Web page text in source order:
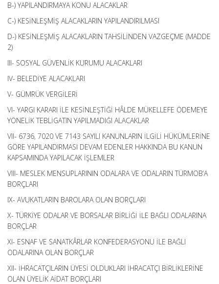
B-) YAPILANDIRMAYA KONU ALACAKLAR
C-) KESİNLEŞMİŞ ALACAKLARIN YAPILANDIRILMASI
D-) KESİNLEŞMİŞ ALACAKLARIN TAHSİLİNDEN VAZGEÇME (MADDE
2)
III- SOSYAL GÜVENLİK KURUMU ALACAKLARI
IV- BELEDİYE ALACAKLARI
V- GÜMRÜK VERGİLERİ
VI- YARGI KARARI İLE KESİNLEŞTİĞİ HÂLDE MÜKELLEFE ÖDEMEYE
YÖNELİK TEBLİGATIN YAPILMADIĞI ALACAKLAR
VII- 6736, 7020 VE 7143 SAYILI KANUNLARIN İLGİLİ HÜKÜMLERİNE
GÖRE YAPILANDIRMASI DEVAM EDENLER HAKKINDA BU KANUN
KAPSAMINDA YAPILACAK İŞLEMLER
VIII- MESLEK MENSUPLARININ ODALARA VE ODALARIN TÜRMOB’A
BORÇLARI
IX- AVUKATLARIN BAROLARA OLAN BORÇLARI
X- TÜRKİYE ODALAR VE BORSALAR BİRLİĞİ İLE BAĞLI ODALARINA
BORÇLAR
XI- ESNAF VE SANATKÂRLAR KONFEDERASYONU İLE BAĞLI
ODALARINA OLAN BORÇLAR
XII- İHRACATÇILARIN ÜYESİ OLDUKLARI İHRACATÇI BİRLİKLERİNE
OLAN ÜYELİK AİDAT BORÇLARI